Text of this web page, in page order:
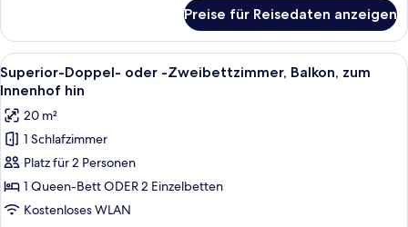
Doppel-
oder
-
Zweibettzimmer
Preise für Reisedaten anzeigen
Alle
Fotos
für
Superior-
Doppel-
oder
-
Zweibettzimmer,
Ein Hotelzimmer mit einem Bett,
7
Superior-Doppel- oder -Zweibettzimmer, Balkon, zum
Innenhof hin
20 m²
1 Schlafzimmer
Platz für 2 Personen
1 Queen-Bett ODER 2 Einzelbetten
Kostenloses WLAN